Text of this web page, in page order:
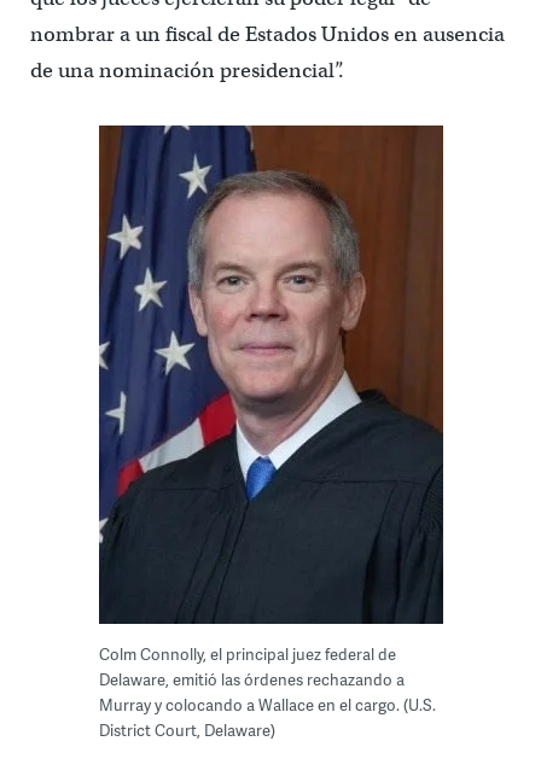
nombrar a un fiscal de Estados Unidos en ausencia
de una nominación presidencial”.
Colm Connolly, el principal juez federal de
Delaware, emitió las órdenes rechazando a
Murray y colocando a Wallace en el cargo. (U.S.
District Court, Delaware)